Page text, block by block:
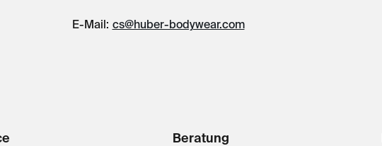
E-Mail: cs@huber-bodywear.com
Beratung